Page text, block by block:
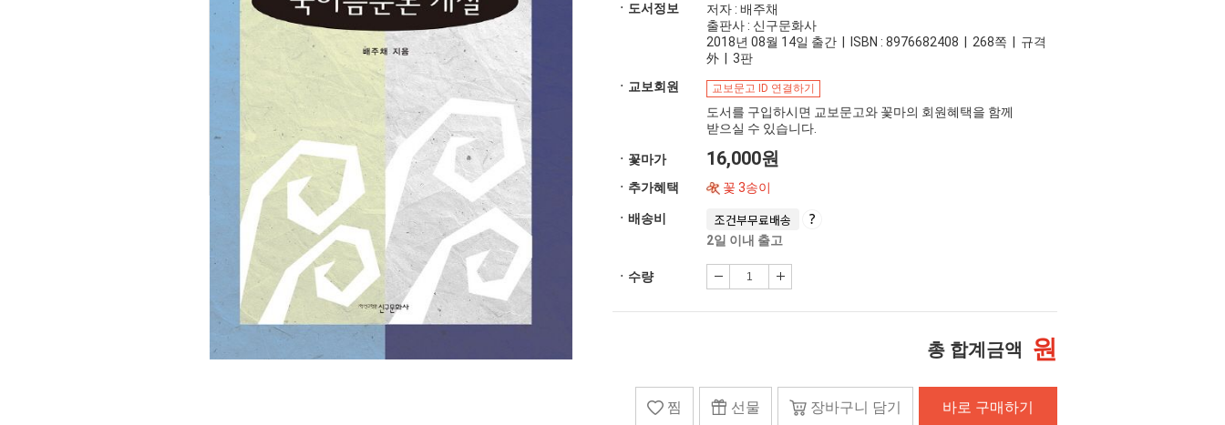
ㆍ도서정보
저자 : 배주채
출판사 : 신구문화사
2018년 08월 14일 출간 | ISBN : 8976682408 | 268쪽 | 규격
外 | 3판
ㆍ교보회원
교보문고 ID 연결하기
도서를 구입하시면 교보문고와 꽃마의 회원혜택을 함께
받으실 수 있습니다.
ㆍ꽃마가 16,000원
ㆍ추가혜택 꽃 3송이
ㆍ배송비 조건부무료배송
2일 이내 출고
ㆍ수량
총 합계금액 원
찜 선물 장바구니 담기 바로 구매하기